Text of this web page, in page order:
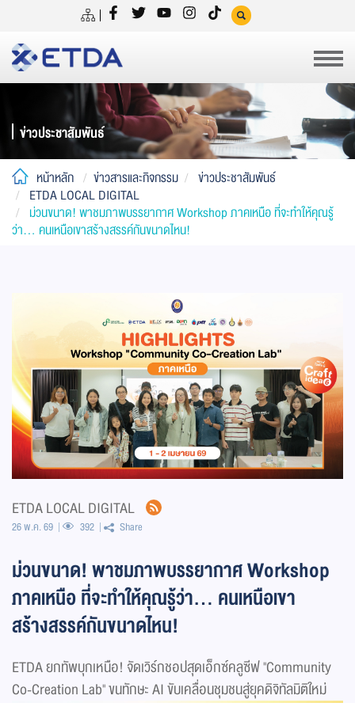
ข่าวประชาสัมพันธ์
หน้าหลัก ข่าวสารและกิจกรรม
ข่าวประชาสัมพันธ์
ETDA LOCAL DIGITAL
ม่วนขนาด! พาชมภาพบรรยากาศ Workshop ภาคเหนือ ที่จะทำให้คุณรู้
ว่า... คนเหนือเขาสร้างสรรค์กันขนาดไหน!
ETDA LOCAL DIGITAL
26 พ.ค. 69 392 Share
ม่วนขนาด! พาชมภาพบรรยากาศ Workshop
ภาคเหนือ ที่จะทำให้คุณรู้ว่า... คนเหนือเขา
สร้างสรรค์กันขนาดไหน!
ETDA ยกทัพบุกเหนือ! จัดเวิร์กชอปสุดเอ็กซ์คลูซีฟ "Community
Co-Creation Lab" ขนทักษะ AI ขับเคลื่อนชุมชนสู่ยุคดิจิทัลมิติใหม่